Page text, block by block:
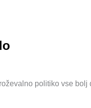
politiko vse bolj